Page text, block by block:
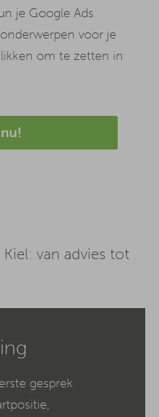
je Google Ads
voor je
om te zetten in
van advies tot
gesprek